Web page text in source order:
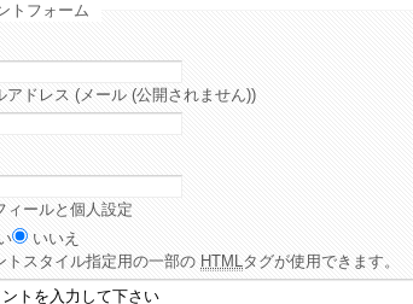
トフォーム
アドレス (メール (公開されません))
ィールと個人設定
いいえ
ト スタイル指定用の一部の HTML タグが使用できます。